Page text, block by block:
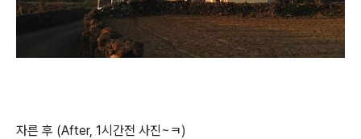
자른 후 (After, 1시간전 사진~ㅋ)